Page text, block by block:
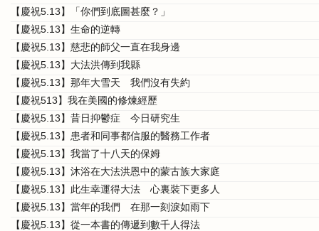
【慶祝5.13】「你們到底圖甚麼？」
【慶祝5.13】生命的逆轉
【慶祝5.13】慈悲的師父一直在我身邊
【慶祝5.13】大法洪傳到我縣
【慶祝5.13】那年大雪天 我們沒有失約
【慶祝513】我在美國的修煉經歷
【慶祝5.13】昔日抑鬱症 今日研究生
【慶祝5.13】患者和同事都信服的醫務工作者
【慶祝5.13】我當了十八天的保姆
【慶祝5.13】沐浴在大法洪恩中的蒙古族大家庭
【慶祝5.13】此生幸運得大法 心裏裝下更多人
【慶祝5.13】當年的我們 在那一刻淚如雨下
【慶祝5.13】從一本書的傳遞到數千人得法